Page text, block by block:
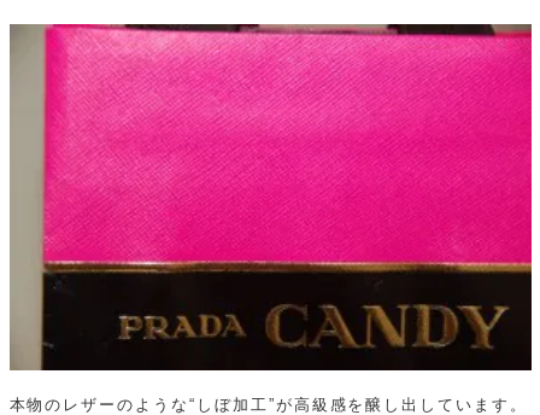
本物のレザーのような“しぼ加工”が高級感を醸し出しています。